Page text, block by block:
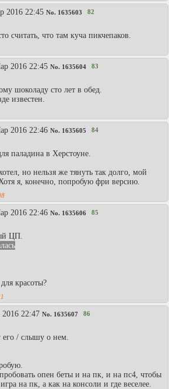
2016 22:45 No. 1635603 82
считать, что там куча пикчепаков.
2016 22:45 No. 1635604 83
шоколаду сто лет в обед.
известен.
2016 22:46 No. 1635605 84
паладина в Херстоуне.
но нельзя же тянуть так долго, мой
я, конечно, попробую фри версию.
2016 22:46 No. 1635606 85
ЦП.
красоты?
22:47 No. 1635607 86
/ слышу о нем.
опен беты и на пк, и на пс4, чтобы
на пк, а как на консоли и где веселее.